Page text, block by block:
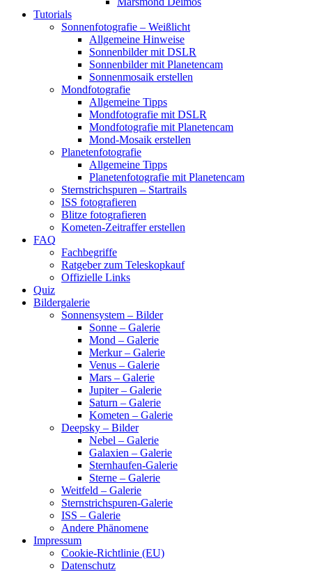
Tutorials
Sonnenfotografie – Weißlicht
Allgemeine Hinweise
Sonnenbilder mit DSLR
Sonnenbilder mit Planetencam
Sonnenmosaik erstellen
Mondfotografie
Allgemeine Tipps
Mondfotografie mit DSLR
Mondfotografie mit Planetencam
Mond-Mosaik erstellen
Planetenfotografie
Allgemeine Tipps
Planetenfotografie mit Planetencam
Sternstrichspuren – Startrails
ISS fotografieren
Blitze fotografieren
Kometen-Zeitraffer erstellen
FAQ
Fachbegriffe
Ratgeber zum Teleskopkauf
Offizielle Links
Quiz
Bildergalerie
Sonnensystem – Bilder
Sonne – Galerie
Mond – Galerie
Merkur – Galerie
Venus – Galerie
Mars – Galerie
Jupiter – Galerie
Saturn – Galerie
Kometen – Galerie
Deepsky – Bilder
Nebel – Galerie
Galaxien – Galerie
Sternhaufen-Galerie
Sterne – Galerie
Weitfeld – Galerie
Sternstrichspuren-Galerie
ISS – Galerie
Andere Phänomene
Impressum
Cookie-Richtlinie (EU)
Datenschutz